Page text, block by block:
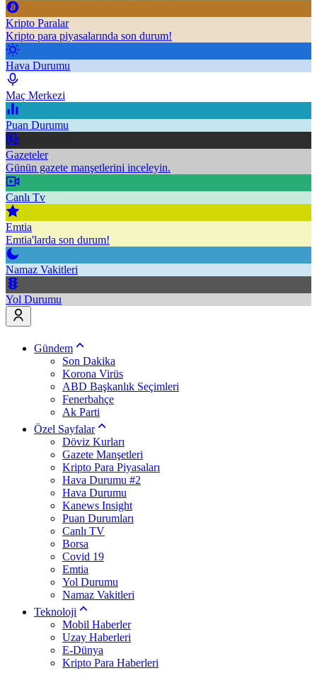
Kripto Paralar
Kripto para piyasalarında son durum!
Hava Durumu
Maç Merkezi
Puan Durumu
Gazeteler
Günün gazete manşetlerini inceleyin.
Canlı Tv
Emtia
Emtia'larda son durum!
Namaz Vakitleri
Yol Durumu
Gündem
Son Dakika
Korona Virüs
ABD Başkanlık Seçimleri
Fenerbahçe
Ak Parti
Özel Sayfalar
Döviz Kurları
Gazete Manşetleri
Kripto Para Piyasaları
Hava Durumu #2
Hava Durumu
Kanews Insight
Puan Durumları
Canlı TV
Borsa
Covid 19
Emtia
Yol Durumu
Namaz Vakitleri
Teknoloji
Mobil Haberler
Uzay Haberleri
E-Dünya
Kripto Para Haberleri